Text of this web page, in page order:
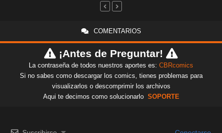
COMENTARIOS
¡Antes de Preguntar!
La contraseña de todos nuestros aportes es: CBRcomics
Si no sabes como descargar los comics, tienes problemas para
visualizarlos o descomprimir los archivos
Aqui te decimos como solucionarlo SOPORTE